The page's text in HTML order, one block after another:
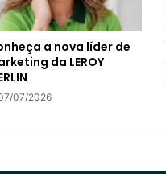
a nova líder de
da LEROY
07/2026